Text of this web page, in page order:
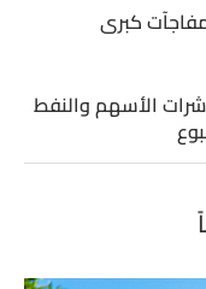
كبرى
الأسهم والنفط